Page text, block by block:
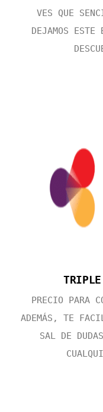
VES QUE
DEJAMOS ESTE
PRECIO PARA
ADEMÁS, TE
SAL DE